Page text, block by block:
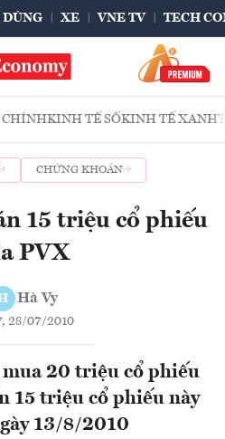
DÙNG XE VNE TV TECH
CHÍNHKINH TẾ SỐKINH TẾ XANH
CHỨNG KHOÁN
15 triệu cổ phiếu
PVX
Hà Vy
28/07/2010
20 triệu cổ phiếu
15 triệu cổ phiếu này
13/8/2010